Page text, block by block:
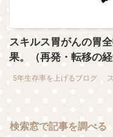
スキルス胃がんの胃
果。（再発・転移の経
5年生存率を上げるブログ
検索窓で記事を調べる